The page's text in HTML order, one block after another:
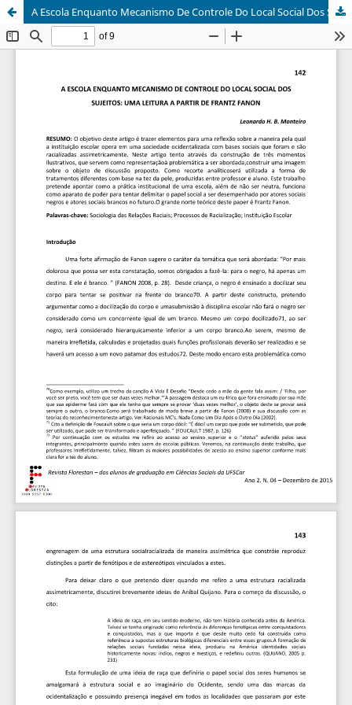
A Escola Enquanto Mecanismo De Controle Do Local Social Dos Sujeitos: Uma Leitura A Partir De Frantz Fanon